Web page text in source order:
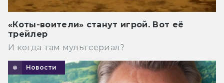
«Коты-воители» станут игрой. Вот её
трейлер
И когда там мультсериал?
Новости